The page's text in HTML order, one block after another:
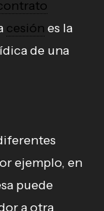
cesión es la
de una
ejemplo, en
puede
a otra